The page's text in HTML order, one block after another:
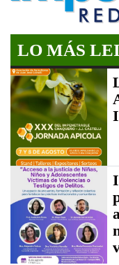
LO MÁS